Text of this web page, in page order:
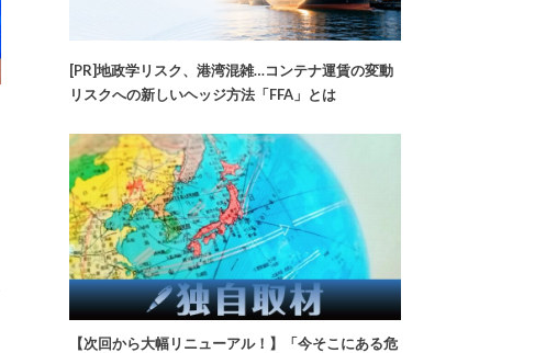
[PR]地政学リスク、港湾混雑…コンテナ運賃の変動
リスクへの新しいヘッジ方法「FFA」とは
【次回から大幅リニューアル！】「今そこにある危